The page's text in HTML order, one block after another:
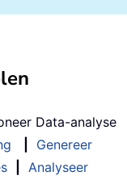
Data-analyse
Genereer
Analyseer